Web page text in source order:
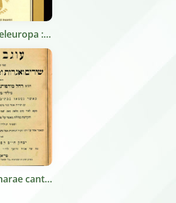
*Ebrei e mitteleuropa : cultura, letteratura, società / a cura di Quirino Principe. - Brescia : Shakespeare & Company ; Gorizia : Istituto per gli incontri culturali mitteleuropei, [1984]. - 444 p. ; 23 cm. ((Atti del Convegno tenuto a Gorizia nel 1982.
*Rachelis citharae cantus sive tergestinae matronae Rachelis Morpurgo e gente Lausatia carmina epistulae scripta nunc primum saecolaribus sacris natalis eius e manuscriptis descripsit commentariisque auxit Victorius Castiglioni addita commentatione de pöetriae vita de mulierum conditione apud hebraoes deque legibus metricis quibus carmina hebraica ab italis confecta adstringuntur = *Ugav Raḥel : kolel shirim ṿe-igrot u-mikhtavim shonim : ... ʻim heʻarot ṿe-tiḳunim ṿe-haḳdamah kolelet maʼamar ʻal matsav ha-nashim tokh bene Yiśraʼel ṿe-sipur toldot ha-meḥaberet : u-maʼamar ʻal bate ha-shir ha-nehugot etsel meshorere śefat ʻEver ha-aḥaronim asher be-Iṭalyah / [Rachele Morpurgo, Vittorio Castiglioni]. - Tergeste : [Vittorio Castiglioni editore], 1890 (Cracoviae : in edibus Iosephi Fischeri). - 118 p. ; 23 cm. ((Testo in ebraico. - Prefazione anche in italiano. - Doppio frontespizio in ebraico e latino.